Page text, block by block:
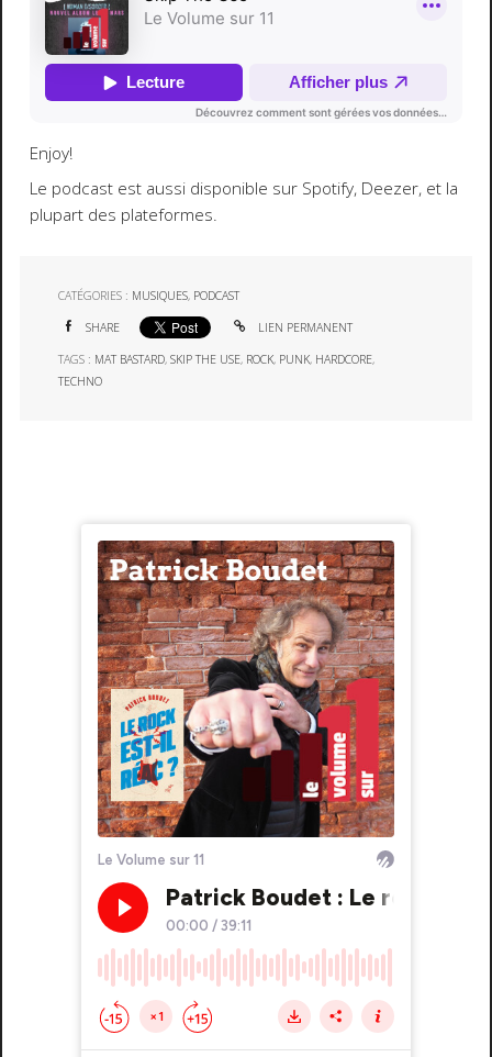
Enjoy!
Le podcast est aussi disponible sur Spotify, Deezer, et la
plupart des plateformes.
CATÉGORIES : MUSIQUES, PODCAST
SHARE LIEN PERMANENT
TAGS : MAT BASTARD,SKIP THE USE, ROCK, PUNK, HARDCORE,
TECHNO